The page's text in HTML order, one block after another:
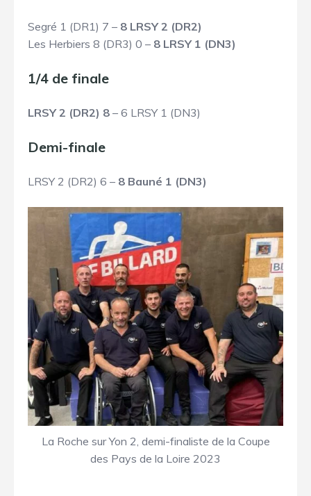
Segré 1 (DR1) 7 – 8 LRSY 2 (DR2)
Les Herbiers 8 (DR3) 0 – 8 LRSY 1 (DN3)
1/4 de finale
LRSY 2 (DR2) 8 – 6 LRSY 1 (DN3)
Demi-finale
LRSY 2 (DR2) 6 – 8 Bauné 1 (DN3)
La Roche sur Yon 2, demi-finaliste de la Coupe
des Pays de la Loire 2023